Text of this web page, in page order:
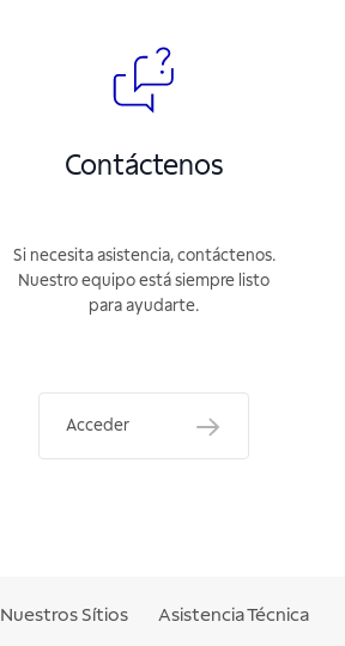
Contáctenos
Si necesita asistencia, contáctenos.
Nuestro equipo está siempre listo
para ayudarte.
Acceder
Nuestros Sítios Asistencia Técnica